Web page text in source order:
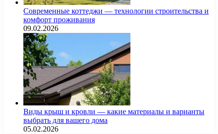
Современные коттеджи — технологии строительства и
комфорт проживания
09.02.2026
Виды крыш и кровли — какие материалы и варианты
выбрать для вашего дома
05.02.2026